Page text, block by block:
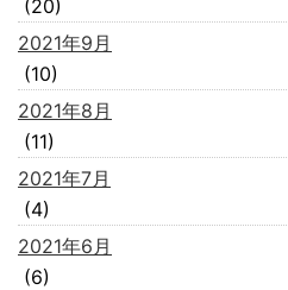
(20)
2021年9月
(10)
2021年8月
(11)
2021年7月
(4)
2021年6月
(6)